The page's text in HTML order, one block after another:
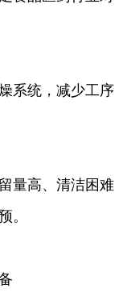
系统，减少工序
量高、清洁困难
。